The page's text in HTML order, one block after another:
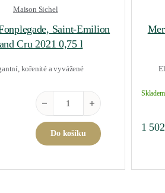
Maison Sichel
Saint-Emilion
Cru 2021 0,75 l
kořenité a vyvážené
Fleur de Fonplegade, Saint-
Do košíku
1